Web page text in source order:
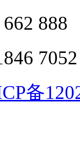
888
7052
备